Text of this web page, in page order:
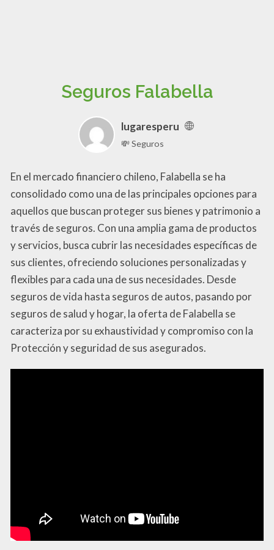
Seguros Falabella
lugaresperu
💸 Seguros
En el mercado financiero chileno, Falabella se ha
consolidado como una de las principales opciones para
aquellos que buscan proteger sus bienes y patrimonio a
través de seguros. Con una amplia gama de productos
y servicios, busca cubrir las necesidades específicas de
sus clientes, ofreciendo soluciones personalizadas y
flexibles para cada una de sus necesidades. Desde
seguros de vida hasta seguros de autos, pasando por
seguros de salud y hogar, la oferta de Falabella se
caracteriza por su exhaustividad y compromiso con la
Protección y seguridad de sus asegurados.